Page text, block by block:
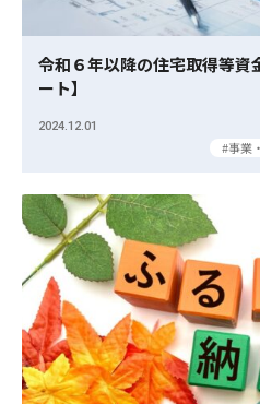
令和６年以降の住宅取得等資
ート】
2024.12.01
事業